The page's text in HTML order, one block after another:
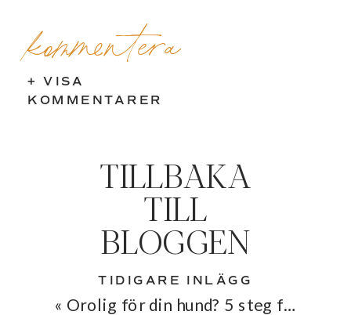
+ VISA
KOMMENTARER
kommentera
« Orolig för din hund? 5 steg för att gå från överväldigad till lugn.
TIDIGARE INLÄGG
TILLBAKA
TILL
BLOGGEN